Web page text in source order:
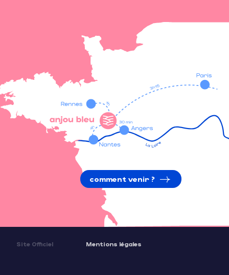
comment venir ?
Site Officiel Mentions légales